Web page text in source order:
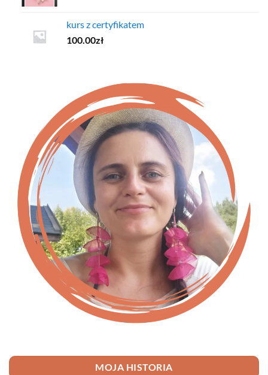
kurs z certyfikatem
100.00zł
MOJA HISTORIA